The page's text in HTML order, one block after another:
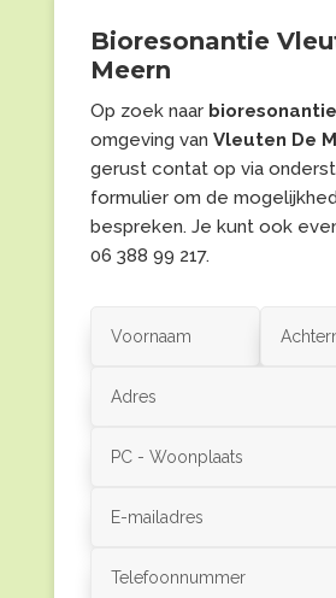
Bioresonantie
Meern
Op zoek naar bioresonantie
omgeving van Vleuten De
gerust contat op via
formulier om de
bespreken. Je kunt ook
06 388 99 217.